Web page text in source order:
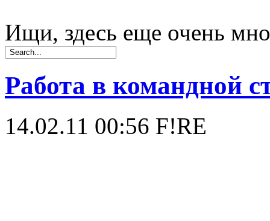
Ищи, здесь еще очень
Работа в командной
14.02.11 00:56 F!RE